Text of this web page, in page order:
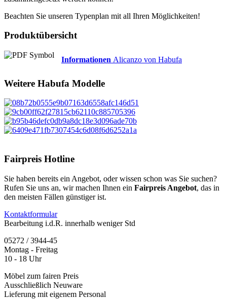
Beachten Sie unseren Typenplan mit all Ihren Möglichkeiten!
Produktübersicht
Informationen Alicanzo von Habufa
Weitere Habufa Modelle
Fairpreis Hotline
Sie haben bereits ein Angebot, oder wissen schon was Sie suchen?
Rufen Sie uns an, wir machen Ihnen ein Fairpreis Angebot, das in
den meisten Fällen günstiger ist.
Kontaktformular
Bearbeitung i.d.R. innerhalb weniger Std
05272 / 3944-45
Montag - Freitag
10 - 18 Uhr
Möbel zum fairen Preis
Ausschließlich Neuware
Lieferung mit eigenem Personal